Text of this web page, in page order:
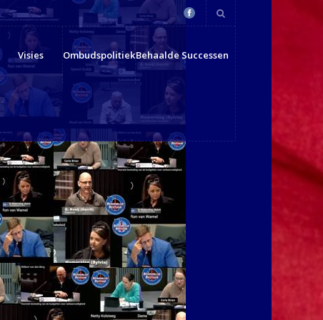
Visies OmbudspolitiekBehaalde Successen